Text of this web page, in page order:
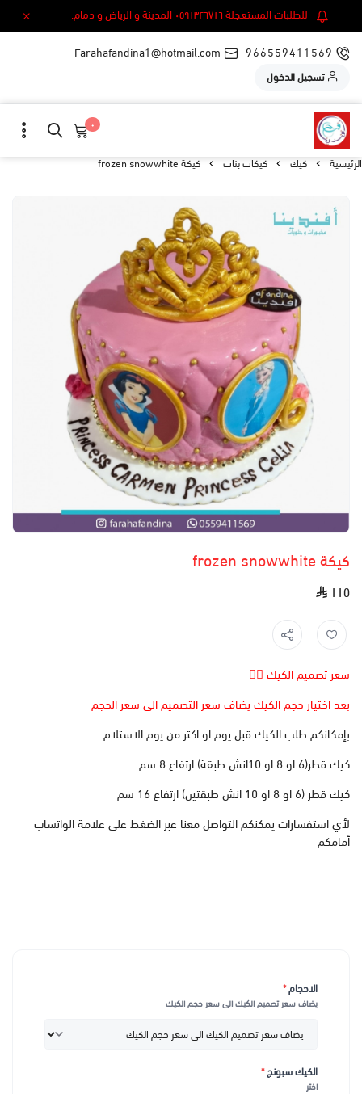
للطلبات المستعجلة ٠٥٩١٣٢٦٧١٦ المدينة و الرياض و دمام.
966559411569
Farahafandina1@hotmail.com
تسجيل الدخول
٠
الرئيسية كيك كيكات بنات كيكة frozen snowwhite
كيكة frozen snowwhite
١١٥
سعر تصميم الكيك 👆🏻
بعد اختيار حجم الكيك يضاف سعر التصميم الى سعر الحجم
بإمكانكم طلب الكيك قبل يوم او اكثر من يوم الاستلام
كيك قطر(6 او 8 او 10انش طبقة) ارتفاع 8 سم
كيك قطر (6 او 8 او 10 انش طبقتين) ارتفاع 16 سم
لأي استفسارات يمكنكم التواصل معنا عبر الضغط على علامة الواتساب
أمامكم
الاحجام*
يضاف سعر تصميم الكيك الى سعر حجم الكيك
الكيك سبونج*
اختر